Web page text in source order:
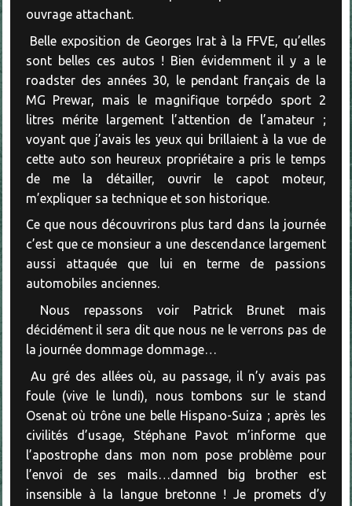
ouvrage attachant.
Belle exposition de Georges Irat à la FFVE, qu’elles
sont belles ces autos ! Bien évidemment il y a le
roadster des années 30, le pendant français de la
MG Prewar, mais le magnifique torpédo sport 2
litres mérite largement l’attention de l’amateur ;
voyant que j’avais les yeux qui brillaient à la vue de
cette auto son heureux propriétaire a pris le temps
de me la détailler, ouvrir le capot moteur,
m’expliquer sa technique et son historique.
Ce que nous découvrirons plus tard dans la journée
c’est que ce monsieur a une descendance largement
aussi attaquée que lui en terme de passions
automobiles anciennes.
Nous repassons voir Patrick Brunet mais
décidément il sera dit que nous ne le verrons pas de
la journée dommage dommage…
Au gré des allées où, au passage, il n’y avais pas
foule (vive le lundi), nous tombons sur le stand
Osenat où trône une belle Hispano-Suiza ; après les
civilités d’usage, Stéphane Pavot m’informe que
l’apostrophe dans mon nom pose problème pour
l’envoi de ses mails…damned big brother est
insensible à la langue bretonne ! Je promets d’y